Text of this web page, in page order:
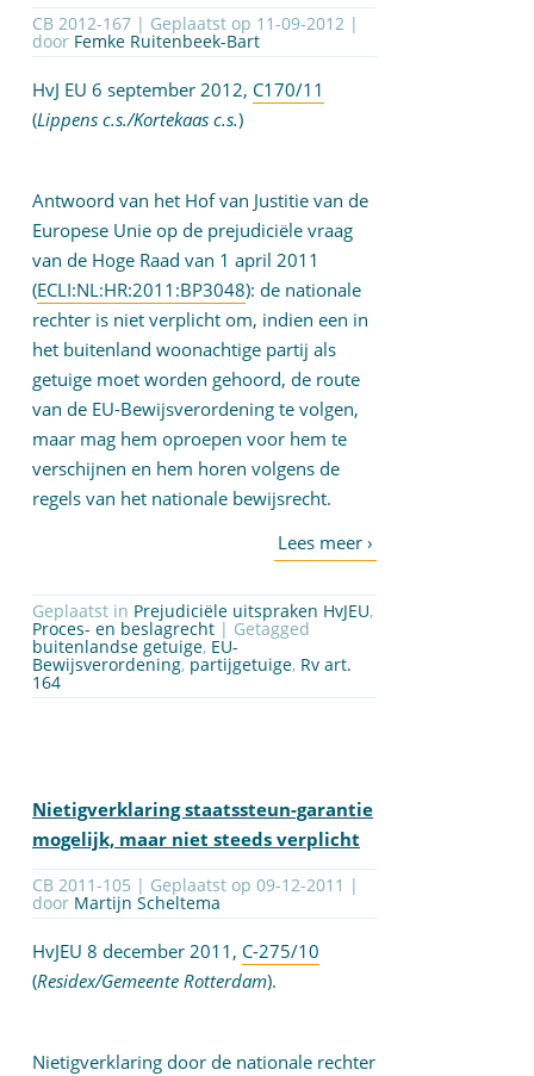
CB 2012-167 | Geplaatst op 11-09-2012 |
door Femke Ruitenbeek-Bart
HvJ EU 6 september 2012, C170/11
(Lippens c.s./Kortekaas c.s.)
Antwoord van het Hof van Justitie van de
Europese Unie op de prejudiciële vraag
van de Hoge Raad van 1 april 2011
(ECLI:NL:HR:2011:BP3048): de nationale
rechter is niet verplicht om, indien een in
het buitenland woonachtige partij als
getuige moet worden gehoord, de route
van de EU-Bewijsverordening te volgen,
maar mag hem oproepen voor hem te
verschijnen en hem horen volgens de
regels van het nationale bewijsrecht.
Geplaatst in Prejudiciële uitspraken HvJEU,
Proces- en beslagrecht | Getagged
buitenlandse getuige, EU-
Bewijsverordening,partijgetuige, Rv art.
164
Nietigverklaring staatssteun-garantie
mogelijk, maar niet steeds verplicht
CB 2011-105 | Geplaatst op 09-12-2011 |
door Martijn Scheltema
HvJEU 8 december 2011, C-275/10
(Residex/Gemeente Rotterdam).
Nietigverklaring door de nationale rechter